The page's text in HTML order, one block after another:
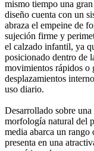
mismo tiempo una
diseño cuenta con un
abraza el empeine de
sujeción firme y
el calzado infantil, ya
posicionado dentro de
movimientos rápidos o
desplazamientos
uso diario.
Desarrollado sobre
morfología natural del
media abarca un rango
presenta en una